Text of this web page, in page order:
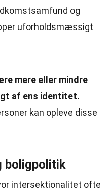
og
uforholdsmæssigt
mere eller mindre
af ens identitet.
kan opleve disse
boligpolitik
intersektionalitet ofte